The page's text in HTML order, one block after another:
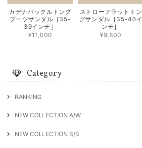
カデナバックルトング
ブーツサンダル［35-
39インチ］
¥11,000
ストローフラットトン
グサンダル［35-40イ
ンチ］
¥9,800
Category
RANKING
NEW COLLECTION A/W
NEW COLLECTION S/S